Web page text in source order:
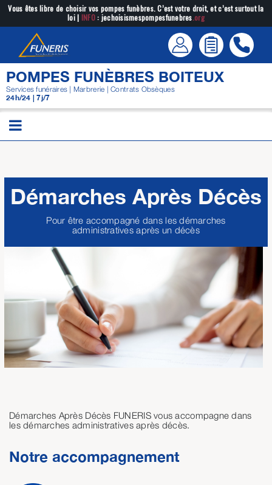
Passer
contenu
Vous êtes libre de choisir vos pompes funèbres. C’est votre droit, et c’est surtout la
loi | INFO: jechoisismespompesfunebres.org
POMPES FUNÈBRES BOITEUX
Services funéraires | Marbrerie | Contrats Obsèques
24h/24 | 7j/7
Démarches Après Décès
Pour être accompagné dans les démarches
administratives après un décès
Démarches Après Décès FUNERIS vous accompagne dans
les démarches administratives après décès.
Notre accompagnement